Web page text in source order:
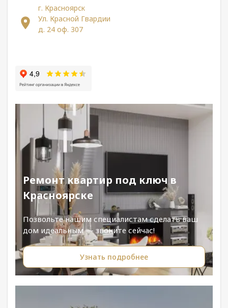
г. Красноярск
Ул. Красной Гвардии
д. 24 оф. 307
Ремонт квартир под ключ в
Красноярске
Позвольте нашим специалистам сделать ваш
дом идеальным — звоните сейчас!
Узнать подробнее